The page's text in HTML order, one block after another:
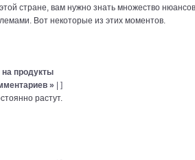
стране, вам нужно знать множество
Вот некоторые из этих моментов.
на продукты
» | ]
растут.